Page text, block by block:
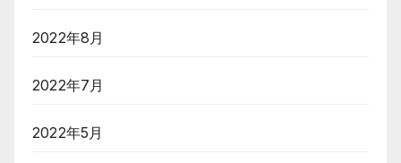
2022年8月
2022年7月
2022年5月